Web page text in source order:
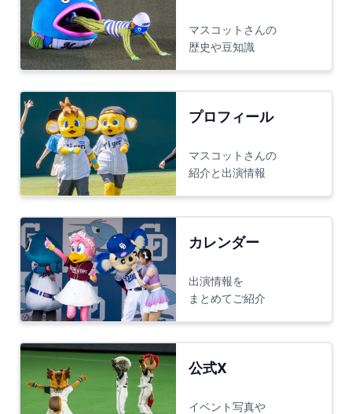
マスコットさんの
歴史や豆知識
プロフィール
マスコットさんの
紹介と出演情報
カレンダー
出演情報を
まとめてご紹介
公式X
イベント写真や